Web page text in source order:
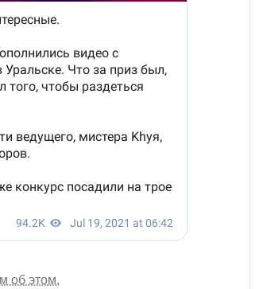
об этом.